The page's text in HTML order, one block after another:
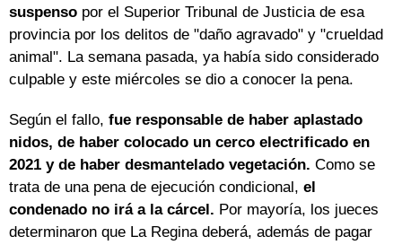
suspenso por el Superior Tribunal de Justicia de esa
provincia por los delitos de "daño agravado" y "crueldad
animal". La semana pasada, ya había sido considerado
culpable y este miércoles se dio a conocer la pena.
Según el fallo, fue responsable de haber aplastado
nidos, de haber colocado un cerco electrificado en
2021 y de haber desmantelado vegetación. Como se
trata de una pena de ejecución condicional, el
condenado no irá a la cárcel. Por mayoría, los jueces
determinaron que La Regina deberá, además de pagar